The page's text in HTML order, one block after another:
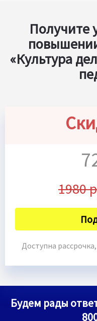
Получите
«Культура
1980
Доступна
Будем рады